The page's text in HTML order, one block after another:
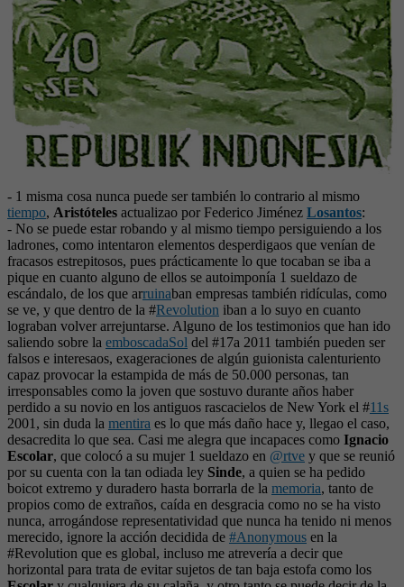
- 1 misma cosa nunca puede ser también lo contrario al mismo
tiempo, Aristóteles actualizao por Federico Jiménez Losantos:
- No se puede estar robando y al mismo tiempo persiguiendo a los
ladrones, como intentaron elementos desperdigaos que venían de
fracasos estrepitosos, pues prácticamente lo que tocaban se iba a
pique en cuanto alguno de ellos se autoimponía 1 sueldazo de
escándalo, de los que arruinaban empresas también ridículas, como
se ve, y que dentro de la #Revolution iban a lo suyo en cuanto
lograban volver arrejuntarse. Alguno de los testimonios que han ido
saliendo sobre la emboscadaSol del #17a 2011 también pueden ser
falsos e interesaos, exageraciones de algún guionista calenturiento
capaz provocar la estampida de más de 50.000 personas, tan
irresponsables como la joven que sostuvo durante años haber
perdido a su novio en los antiguos rascacielos de New York el #11s
2001, sin duda la mentira es lo que más daño hace y, llegao el caso,
desacredita lo que sea. Casi me alegra que incapaces como Ignacio
Escolar, que colocó a su mujer 1 sueldazo en @rtve y que se reunió
por su cuenta con la tan odiada ley Sinde, a quien se ha pedido
boicot extremo y duradero hasta borrarla de la memoria, tanto de
propios como de extraños, caída en desgracia como no se ha visto
nunca, arrogándose representatividad que nunca ha tenido ni menos
merecido, ignore la acción decidida de #Anonymous en la
#Revolution que es global, incluso me atrevería a decir que
horizontal para trata de evitar sujetos de tan baja estofa como los